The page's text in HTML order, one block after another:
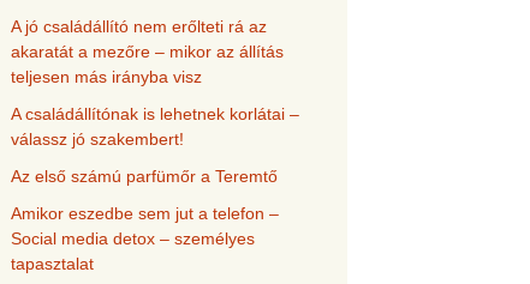
A jó családállító nem erőlteti rá az
akaratát a mezőre – mikor az állítás
teljesen más irányba visz
A családállítónak is lehetnek korlátai –
válassz jó szakembert!
Az első számú parfümőr a Teremtő
Amikor eszedbe sem jut a telefon –
Social media detox – személyes
tapasztalat